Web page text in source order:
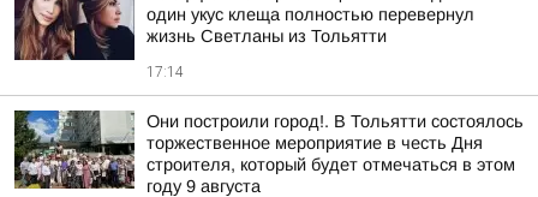
один укус клеща полностью перевернул
жизнь Светланы из Тольятти
17:14
Они построили город!. В Тольятти состоялось
торжественное мероприятие в честь Дня
строителя, который будет отмечаться в этом
году 9 августа